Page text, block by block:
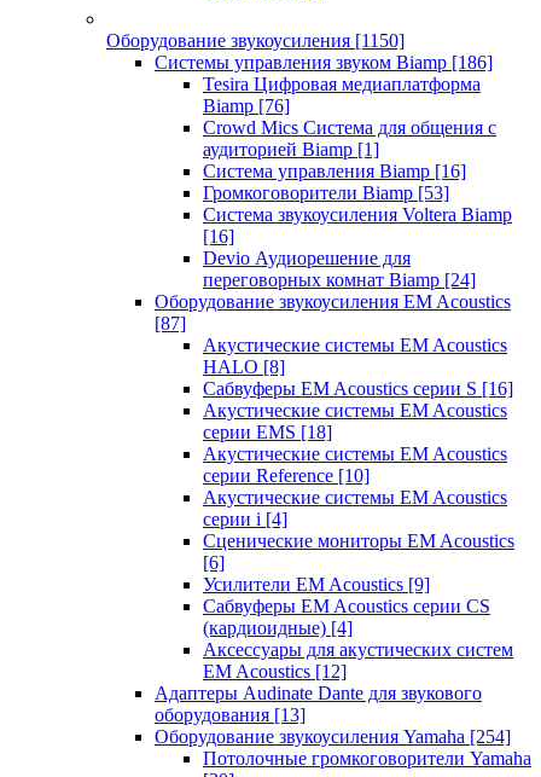
Оборудование звукоусиления [1150]
Системы управления звуком Biamp [186]
Tesira Цифровая медиаплатформа
Biamp [76]
Crowd Mics Система для общения с
аудиторией Biamp [1]
Система управления Biamp [16]
Громкоговорители Biamp [53]
Система звукоусиления Voltera Biamp
[16]
Devio Аудиорешение для
переговорных комнат Biamp [24]
Оборудование звукоусиления EM Acoustics
[87]
Акустические системы EM Acoustics
HALO [8]
Сабвуферы EM Acoustics серии S [16]
Акустические системы EM Acoustics
серии EMS [18]
Акустические системы EM Acoustics
серии Reference [10]
Акустические системы EM Acoustics
серии i [4]
Сценические мониторы EM Acoustics
[6]
Усилители EM Acoustics [9]
Сабвуферы EM Acoustics серии CS
(кардиоидные) [4]
Аксессуары для акустических систем
EM Acoustics [12]
Адаптеры Audinate Dante для звукового
оборудования [13]
Оборудование звукоусиления Yamaha [254]
Потолочные громкоговорители Yamaha